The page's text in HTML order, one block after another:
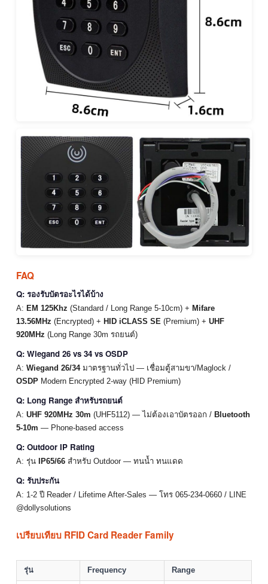
FAQ
Q: รองรับบัตรอะไรได้บ้าง
A: EM 125Khz (Standard / Long Range 5-10cm) + Mifare
13.56MHz (Encrypted) + HID iCLASS SE (Premium) + UHF
920MHz (Long Range 30m รถยนต์)
Q: Wiegand 26 vs 34 vs OSDP
A: Wiegand 26/34มาตรฐานทั่วไป — เชื่อมตู้สามขา/Maglock /
OSDP Modern Encrypted 2-way (HID Premium)
Q: Long Range สำหรับรถยนต์
A: UHF 920MHz 30m (UHF5112) — ไม่ต้องเอาบัตรออก / Bluetooth
5-10m — Phone-based access
Q: Outdoor IP Rating
A: รุ่น IP65/66 สำหรับ Outdoor — ทนน้ำ ทนแดด
Q: รับประกัน
A: 1-2 ปี Reader / Lifetime After-Sales — โทร 065-234-0660 / LINE
@dollysolutions
เปรียบเทียบ RFID Card Reader Family
รุ่น Frequency Range